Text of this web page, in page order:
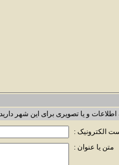
و یا تصویری برای این شهر
الکترونیک :
متن یا عنوان :